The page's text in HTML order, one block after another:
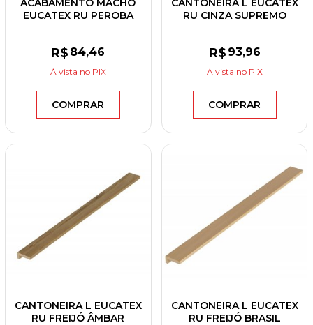
EUCATEX RU PEROBA
R$ 84,46
À vista no PIX
COMPRAR
RU CINZA SUPREMO
R$ 93,96
À vista no PIX
COMPRAR
CANTONEIRA L EUCATEX
RU FREIJÓ ÂMBAR
CANTONEIRA L EUCATEX
RU FREIJÓ BRASIL